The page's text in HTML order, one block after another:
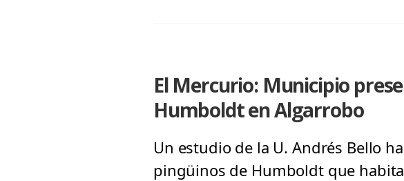
El Mercurio: Municipio
Humboldt en Algarrobo
Un estudio de la U. Andrés Bello
pingüinos de Humboldt que